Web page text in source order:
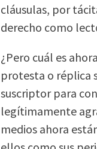
cláusulas, por
derecho como
¿Pero cuál es
protesta o réplica
suscriptor para
legítimamente
medios ahora